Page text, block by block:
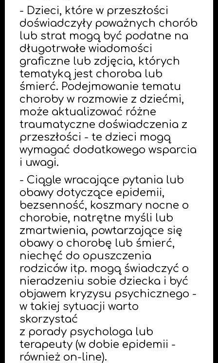
- Dzieci, które w przeszłości
doświadczyły poważnych chorób
lub strat mogą być podatne na
długotrwałe wiadomości
graficzne lub zdjęcia, których
tematyką jest choroba lub
śmierć. Podejmowanie tematu
choroby w rozmowie z dziećmi,
może aktualizować różne
traumatyczne doświadczenia z
przeszłości - te dzieci mogą
wymagać dodatkowego wsparcia
i uwagi.
- Ciągle wracające pytania lub
obawy dotyczące epidemii,
bezsenność, koszmary nocne o
chorobie, natrętne myśli lub
zmartwienia, powtarzające się
obawy o chorobę lub śmierć,
niechęć do opuszczenia
rodziców itp. mogą świadczyć o
nieradzeniu sobie dziecka i być
objawem kryzysu psychicznego -
w takiej sytuacji warto
skorzystać
z porady psychologa lub
terapeuty (w dobie epidemii -
również on-line).